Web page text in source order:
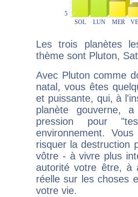
Les trois planètes
thème sont Pluton,
Avec Pluton comme
natal, vous êtes
et puissante, qui, à
planète gouverne,
pression pour
environnement.
risquer la destruction
vôtre - à vivre plus
autorité votre être, à
réelle sur les choses
votre vie.